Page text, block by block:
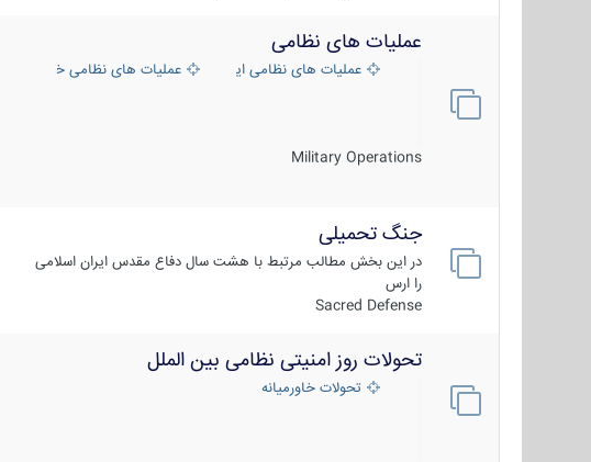
عملیات های نظامی
عملیات های نظامی ایران عملیات های نظامی خارجی
Military Operations
جنگ تحمیلی
در این بخش مطالب مرتبط با هشت سال دفاع مقدس ایران اسلامی
را ارس
Sacred Defense
تحولات روز امنیتی نظامی بین الملل
تحولات خاورمیانه